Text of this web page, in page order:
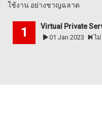
ใช้งาน อย่างชาญฉลาด
Virtual Private
01 Jan 2023 ไ